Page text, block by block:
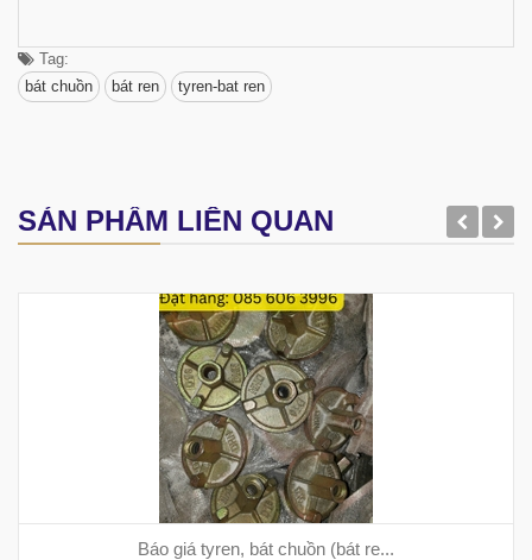
Tag:
bát chuồn
bát ren tyren-bat ren
SẢN PHẨM LIÊN QUAN
Báo giá tyren, bát chuồn (bát re...